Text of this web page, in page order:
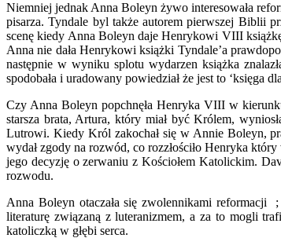
Niemniej jednak Anna Boleyn żywo interesowała
pisarza. Tyndale byl także autorem pierwszej Biblii
scenę kiedy Anna Boleyn daje Henrykowi VIII
Anna nie dała Henrykowi książki Tyndale’a
następnie w wyniku splotu wydarzen książka
spodobała i uradowany powiedział że jest to ‘księga
Czy Anna Boleyn popchnęła Henryka VIII w
starsza brata, Artura, który miał być Królem,
Lutrowi. Kiedy Król zakochał się w Annie Boleyn,
wydał zgody na rozwód, co rozzłościło Henryka
jego decyzję o zerwaniu z Kościołem Katolickim.
rozwodu.
Anna Boleyn otaczała się zwolennikami reformacji
literaturę związaną z luteranizmem, a za to mogli
katoliczką w głębi serca.